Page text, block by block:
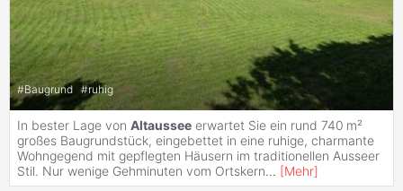
#Baugrund #ruhig
In bester Lage von Altaussee erwartet Sie ein rund 740 m²
großes Baugrundstück, eingebettet in eine ruhige, charmante
Wohngegend mit gepflegten Häusern im traditionellen Ausseer
Stil. Nur wenige Gehminuten vom Ortskern... [Mehr]